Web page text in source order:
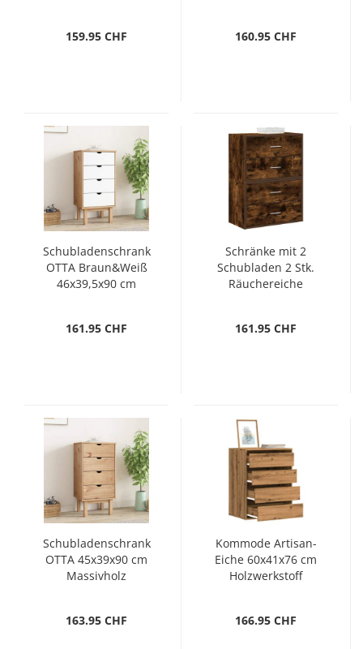
159.95 CHF
160.95 CHF
Schubladenschrank
OTTA Braun&Weiß
46x39,5x90 cm
161.95 CHF
Schränke mit 2
Schubladen 2 Stk.
Räuchereiche
161.95 CHF
Schubladenschrank
OTTA 45x39x90 cm
Massivholz
163.95 CHF
Kommode Artisan-
Eiche 60x41x76 cm
Holzwerkstoff
166.95 CHF